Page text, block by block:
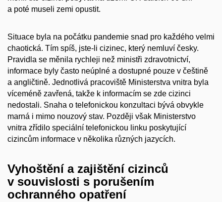
a poté museli zemi opustit.
Situace byla na počátku pandemie snad pro každého velmi
chaotická. Tím spíš, jste-li cizinec, který nemluví česky.
Pravidla se měnila rychleji než ministři zdravotnictví,
informace byly často neúplné a dostupné pouze v češtině
a angličtině. Jednotlivá pracoviště Ministerstva vnitra byla
víceméně zavřená, takže k informacím se zde cizinci
nedostali. Snaha o telefonickou konzultaci bývá obvykle
marná i mimo nouzový stav. Později však Ministerstvo
vnitra zřídilo speciální telefonickou linku poskytující
cizincům informace v několika různých jazycích.
Vyhoštění a zajištění cizinců
v souvislosti s porušením
ochranného opatření